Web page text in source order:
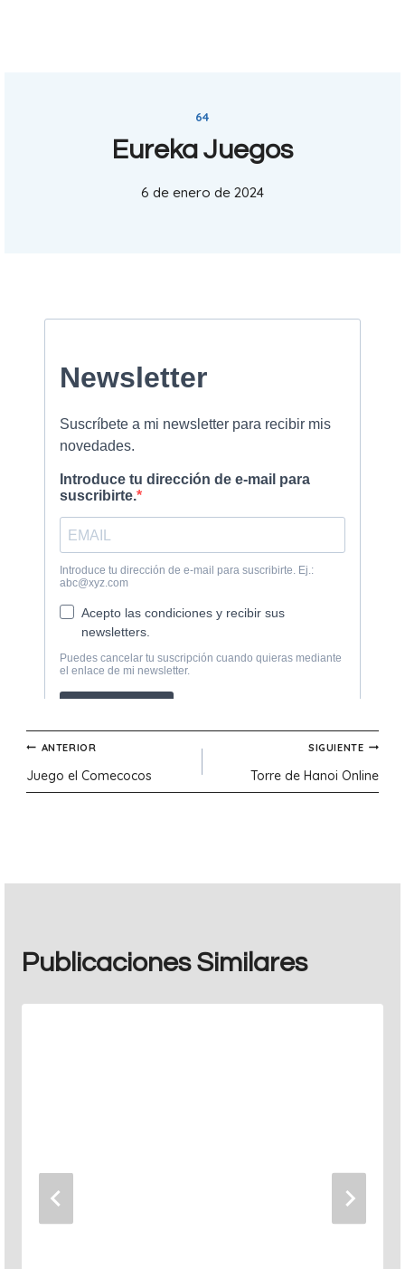
64
Eureka Juegos
6 de enero de 2024
Navegación
de
ANTERIOR
Juego el Comecocos
SIGUIENTE
Torre de Hanoi Online
Publicaciones Similares